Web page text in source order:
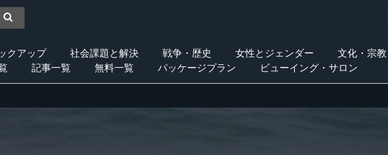
クアップ 社会課題と解決 戦争・歴史 女性とジェンダー 文化・宗教
記事一覧 無料一覧 パッケージプラン ビューイング・サロン